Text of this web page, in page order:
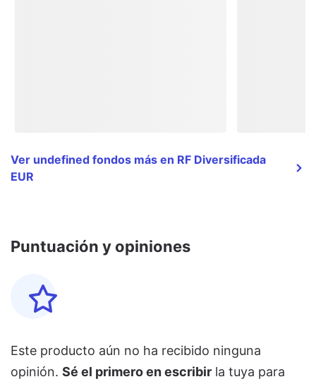
Ver undefined fondos más en RF Diversificada
EUR
Puntuación y opiniones
Este producto aún no ha recibido ninguna
opinión. Sé el primero en escribir la tuya para